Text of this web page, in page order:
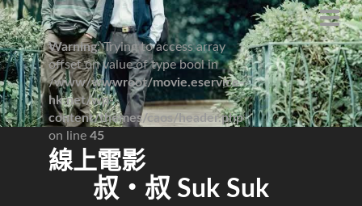
Warning: Trying to access array
offset on value of type bool in
/www/wwwroot/movie.eservice-
hk.net/wp-
content/themes/caos/header.php
on line 45
線上電影
叔‧叔 Suk Suk